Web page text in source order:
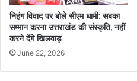
निहंग विवाद पर बोले सीएम धामी: सबका
सम्मान करना उत्तराखंड की संस्कृति, नहीं
करने देंगे खिलवाड़
June 22, 2026